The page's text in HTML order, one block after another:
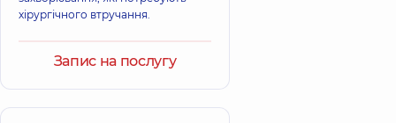
хірургічного втручання.
Запис на послугу